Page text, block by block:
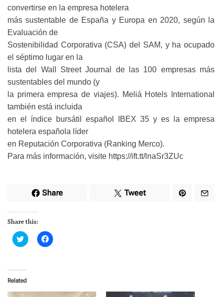
convertirse en la empresa hotelera
más sustentable de España y Europa en 2020, según la
Evaluación de
Sostenibilidad Corporativa (CSA) del SAM, y ha ocupado
el séptimo lugar en la
lista del Wall Street Journal de las 100 empresas más
sustentables del mundo (y
la primera empresa de viajes). Meliá Hotels International
también está incluida
en el índice bursátil español IBEX 35 y es la empresa
hotelera española líder
en Reputación Corporativa (Ranking Merco).
Para más información, visite https://ift.tt/lnaSr3ZUc
Share Tweet
Share this:
C
l
t
o
s
C
l
Related